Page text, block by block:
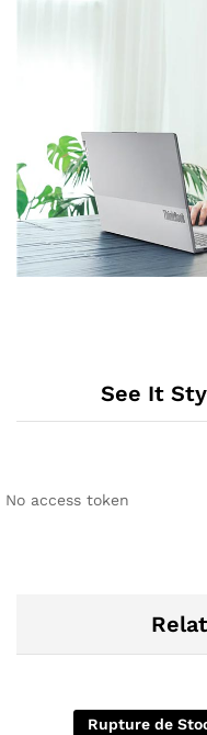
See It
No access token
Rupture de